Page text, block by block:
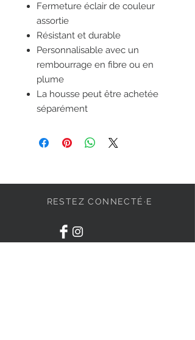
Fermeture éclair de couleur
assortie
Résistant et durable
Personnalisable avec un
rembourrage en fibre ou en
plume
La housse peut être achetée
séparément
RESTEZ CONNECTÉ·E